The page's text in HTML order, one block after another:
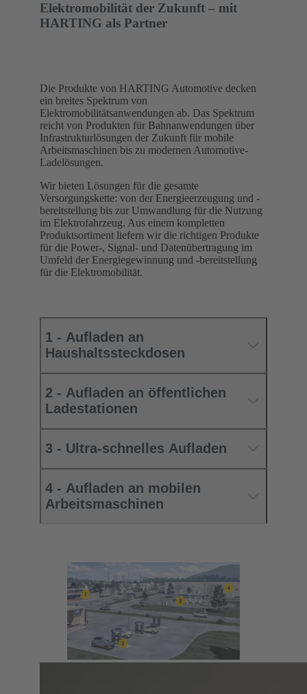
Elektromobilität der Zukunft – mit
HARTING als Partner
Die Produkte von HARTING Automotive decken
ein breites Spektrum von
Elektromobilitätsanwendungen ab. Das Spektrum
reicht von Produkten für Bahnanwendungen über
Infrastrukturlösungen der Zukunft für mobile
Arbeitsmaschinen bis zu modernen Automotive-
Ladelösungen.
Wir bieten Lösungen für die gesamte
Versorgungskette: von der Energieerzeugung und -
bereitstellung bis zur Umwandlung für die Nutzung
im Elektrofahrzeug. Aus einem kompletten
Produktsortiment liefern wir die richtigen Produkte
für die Power-, Signal- und Datenübertragung im
Umfeld der Energiegewinnung und -bereitstellung
für die Elektromobilität.
1 - Aufladen an
Haushaltssteckdosen
2 - Aufladen an öffentlichen
Ladestationen
3 - Ultra-schnelles Aufladen
4 - Aufladen an mobilen
Arbeitsmaschinen